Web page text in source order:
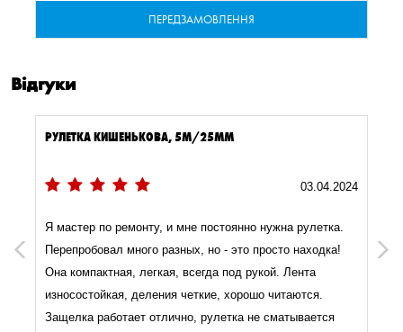
ПЕРЕДЗАМОВЛЕННЯ
Відгуки
Previous
РУЛЕТКА КИШЕНЬКОВА, 5М/25ММ
03.04.2024
Я мастер по ремонту, и мне постоянно нужна рулетка.
Перепробовал много разных, но - это просто находка!
Она компактная, легкая, всегда под рукой. Лента
износостойкая, деления четкие, хорошо читаются.
Защелка работает отлично, рулетка не сматывается
Next